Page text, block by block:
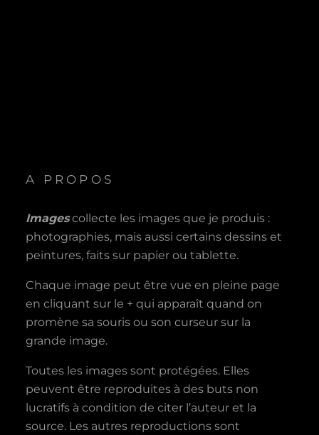
A PROPOS
Imagescollecte les images que je produis :
photographies, mais aussi certains dessins et
peintures, faits sur papier ou tablette.
Chaque image peut être vue en pleine page
en cliquant sur le + qui apparaît quand on
promène sa souris ou son curseur sur la
grande image.
Toutes les images sont protégées. Elles
peuvent être reproduites à des buts non
lucratifs à condition de citer l’auteur et la
source. Les autres reproductions sont